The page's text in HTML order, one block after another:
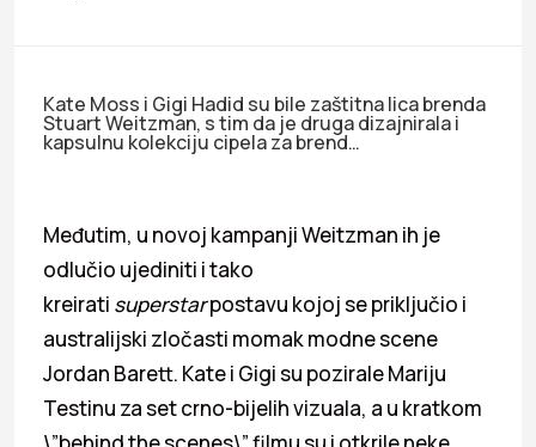
Kate Moss i Gigi Hadid su bile zaštitna lica brenda
Stuart Weitzman, s tim da je druga dizajnirala i
kapsulnu kolekciju cipela za brend…
Međutim, u novoj kampanji Weitzman ih je
odlučio ujediniti i tako
kreirati superstarpostavu kojoj se priključio i
australijski zločasti momak modne scene
Jordan Barett. Kate i Gigi su pozirale Mariju
Testinu za set crno-bijelih vizuala, a u kratkom